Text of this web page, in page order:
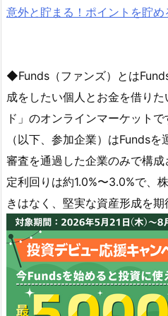
意外と貯まる！ポイントを貯
◆Funds（ファンズ）とは
成をしたい個人とお金を借り
ド」のオンラインマーケット
（以下、参加企業）はFunds
審査を通過した企業のみで構
定利回りは約1.0%〜3.0%で、
きはなく、堅実な資産形成を期